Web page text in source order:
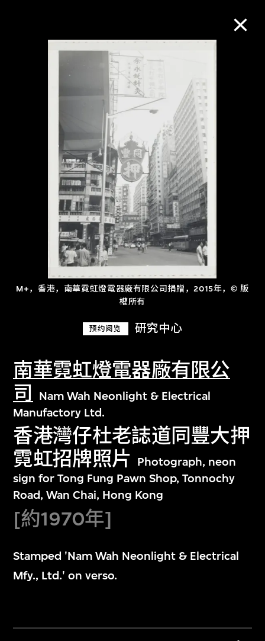
M+，香港，南華霓虹燈電器廠有限公司捐贈，2015年，© 版
權所有
预约阅览 研究中心
南華霓虹燈電器廠有限公
司
Nam Wah Neonlight & Electrical
Manufactory Ltd.
香港灣仔杜老誌道同豐大押
霓虹招牌照片 Photograph, neon
sign for Tong Fung Pawn Shop, Tonnochy
Road, Wan Chai, Hong Kong
[約1970年]
Stamped 'Nam Wah Neonlight & Electrical
Mfy., Ltd.' on verso.
M+藏品
进一步筛选
关于M+藏品
探索世界顶级的二十及二十一世纪视觉
文化藏品。